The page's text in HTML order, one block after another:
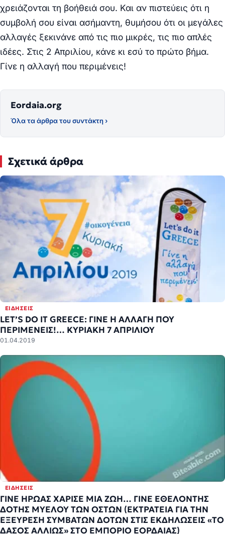
χρειάζονται τη βοήθειά σου. Και αν πιστεύεις ότι η
συμβολή σου είναι ασήμαντη, θυμήσου ότι oι μεγάλες
αλλαγές ξεκινάνε από τις πιο μικρές, τις πιο απλές
ιδέες. Στις 2 Απριλίου, κάνε κι εσύ το πρώτο βήμα.
Γίνε η αλλαγή που περιμένεις!
Eordaia.org
Όλα τα άρθρα του συντάκτη ›
Σχετικά άρθρα
ΕΙΔΉΣΕΙΣ
LET’S DO IT GREECE: ΓΙΝΕ Η ΑΛΛΑΓΗ ΠΟΥ
ΠΕΡΙΜΕΝΕΙΣ!… ΚΥΡΙΑΚΗ 7 ΑΠΡΙΛΙΟΥ
01.04.2019
ΕΙΔΉΣΕΙΣ
ΓΙΝΕ ΗΡΩΑΣ ΧΑΡΙΣΕ ΜΙΑ ΖΩΗ… ΓΙΝΕ ΕΘΕΛΟΝΤΗΣ
ΔΟΤΗΣ ΜΥΕΛΟΥ ΤΩΝ ΟΣΤΩΝ (ΕΚΤΡΑΤΕΙΑ ΓΙΑ ΤΗΝ
ΕΞΕΥΡΕΣΗ ΣΥΜΒΑΤΩΝ ΔΟΤΩΝ ΣΤΙΣ ΕΚΔΗΛΩΣΕΙΣ «ΤΟ
ΔΑΣΟΣ ΑΛΛΙΩΣ» ΣΤΟ ΕΜΠΟΡΙΟ ΕΟΡΔΑΙΑΣ)